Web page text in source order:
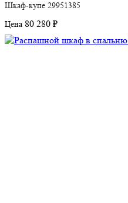
Шкаф-купе 29951385
Цена 80 280 ₽